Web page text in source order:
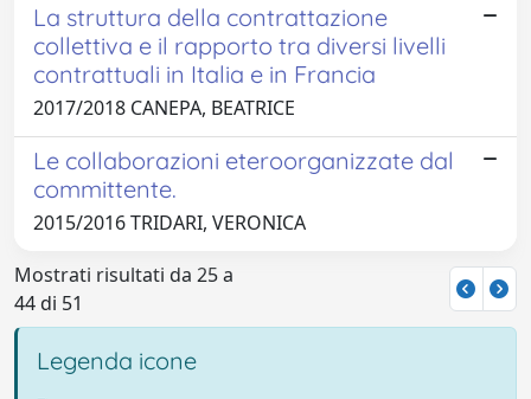
La struttura della contrattazione
collettiva e il rapporto tra diversi livelli
contrattuali in Italia e in Francia
2017/2018 CANEPA, BEATRICE
Le collaborazioni eteroorganizzate dal
committente.
2015/2016 TRIDARI, VERONICA
Mostrati risultati da 25 a
44 di 51
Legenda icone